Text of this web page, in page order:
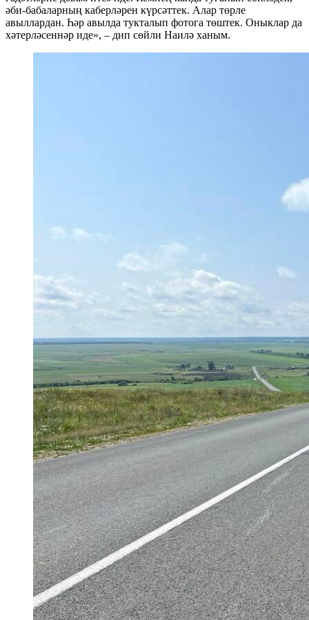
әби-бабаларның каберләрен күрсәттек. Алар төрле
авыллардан. Һәр авылда тукталып фотога төштек. Оныклар да
хәтерләсеннәр иде», – дип сөйли Наилә ханым.